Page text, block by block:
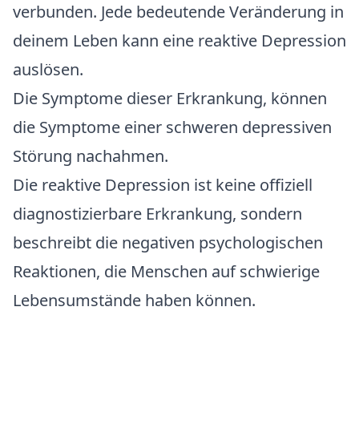
verbunden. Jede bedeutende Veränderung in
deinem Leben kann eine reaktive Depression
auslösen.
Die Symptome dieser Erkrankung, können
die Symptome einer schweren depressiven
Störung nachahmen.
Die reaktive Depression ist keine offiziell
diagnostizierbare Erkrankung, sondern
beschreibt die negativen psychologischen
Reaktionen, die Menschen auf schwierige
Lebensumstände haben können.